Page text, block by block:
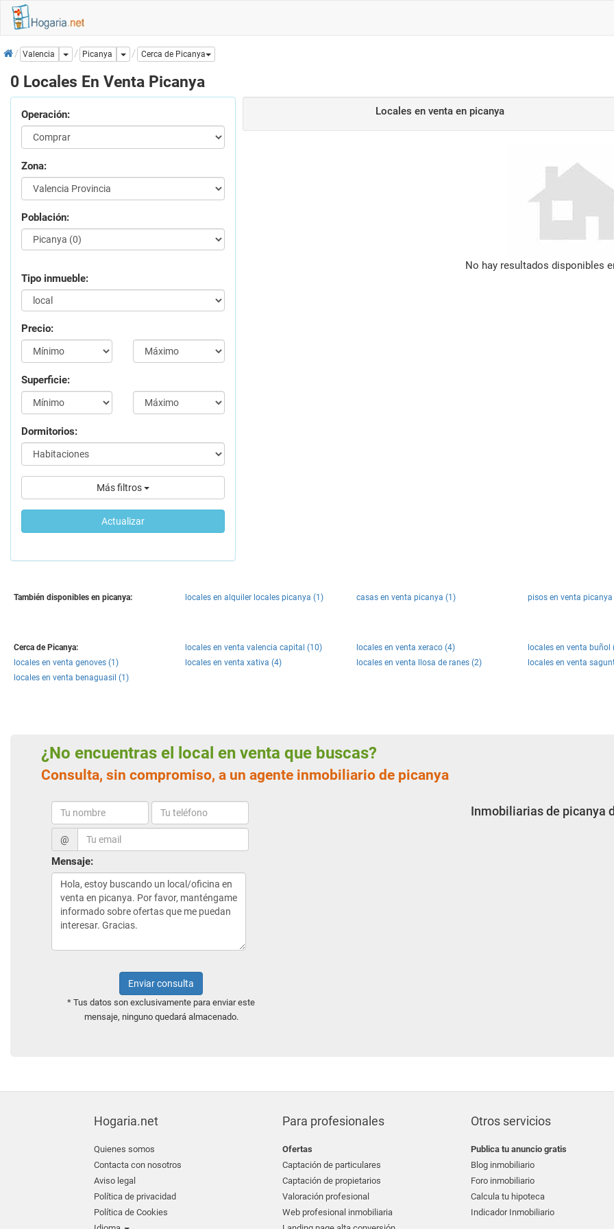
InicioValencia Dropdown
Picanya Dropdown
Cerca de Picanya
0 Locales En Venta Picanya
Operación:
Zona:
Población:
Tipo inmueble:
Precio:
Superficie:
Dormitorios:
Más filtros
Actualizar
Locales en venta en picanya
No hay resultados disponibles
También disponibles en picanya: locales en alquiler locales picanya (1) casas en venta picanya (1) pisos en venta
Cerca de Picanya: locales en venta valencia capital (10) locales en venta xeraco (4)
locales en venta buñol
locales en venta genoves (1)
locales en venta xativa (4) locales en venta llosa de ranes (2)
locales en venta
locales en venta benaguasil (1)
¿No encuentras el local en venta que buscas?
Consulta, sin compromiso, a un agente inmobiliario de picanya
@
Mensaje:
Enviar consulta
* Tus datos son exclusivamente para enviar este
mensaje, ninguno quedará almacenado.
Inmobiliarias de picanya
Hogaria.net
Quienes somos
Contacta con nosotros
Aviso legal
Política de privacidad
Política de Cookies
Para profesionales
Ofertas
Captación de particulares
Captación de propietarios
Valoración profesional
Web profesional inmobiliaria
Otros servicios
Publica tu anuncio gratis
Blog inmobiliario
Foro inmobiliario
Calcula tu hipoteca
Indicador Inmobiliario